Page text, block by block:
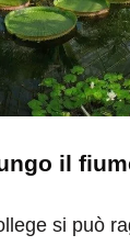
il
si può